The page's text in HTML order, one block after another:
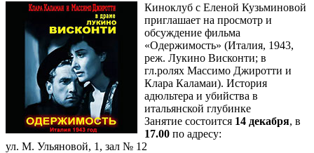
Киноклуб с Еленой Кузьминовой
приглашает на просмотр и
обсуждение фильма
«Одержимость» (Италия, 1943,
реж. Лукино Висконти; в
гл.ролях Массимо Джиротти и
Клара Каламаи). История
адюльтера и убийства в
итальянской глубинке
Занятие состоится 14 декабря, в
17.00 по адресу:
ул. М. Ульяновой, 1, зал № 12